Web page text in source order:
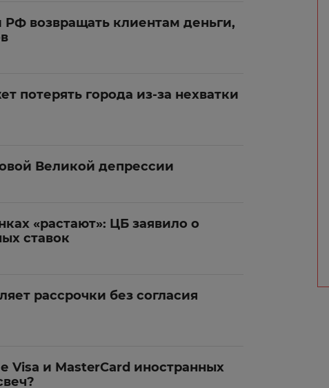
РФ возвращать клиентам деньги,
потерять города из-за нехватки
Великой депрессии
«растают»: ЦБ заявило о
ставок
рассрочки без согласия
Visa и MasterCard иностранных